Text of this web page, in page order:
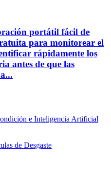
portátil fácil de
para monitorear el
rápidamente los
antes de que las
e Inteligencia Artificial
de Desgaste